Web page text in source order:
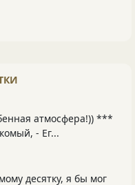
атмосфера!)) ***
- Ег...
десятку, я бы мог